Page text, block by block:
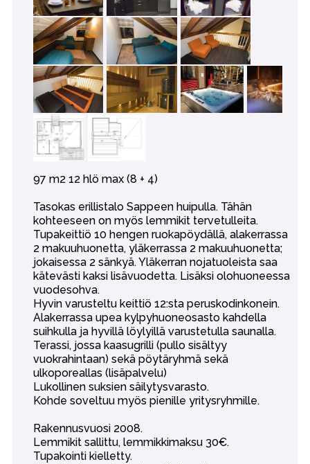
97 m2 12 hlö max (8 + 4)
Tasokas erillistalo Sappeen huipulla. Tähän
kohteeseen on myös lemmikit tervetulleita.
Tupakeittiö 10 hengen ruokapöydällä, alakerrassa
2 makuuhuonetta, yläkerrassa 2 makuuhuonetta;
jokaisessa 2 sänkyä. Yläkerran nojatuoleista saa
kätevästi kaksi lisävuodetta. Lisäksi olohuoneessa
vuodesohva.
Hyvin varusteltu keittiö 12:sta peruskodinkonein.
Alakerrassa upea kylpyhuoneosasto kahdella
suihkulla ja hyvillä löylyillä varustetulla saunalla.
Terassi, jossa kaasugrilli (pullo sisältyy
vuokrahintaan) sekä pöytäryhmä sekä
ulkoporeallas (lisäpalvelu)
Lukollinen suksien säilytysvarasto.
Kohde soveltuu myös pienille yritysryhmille.
Rakennusvuosi 2008.
Lemmikit sallittu, lemmikkimaksu 30€.
Tupakointi kielletty.